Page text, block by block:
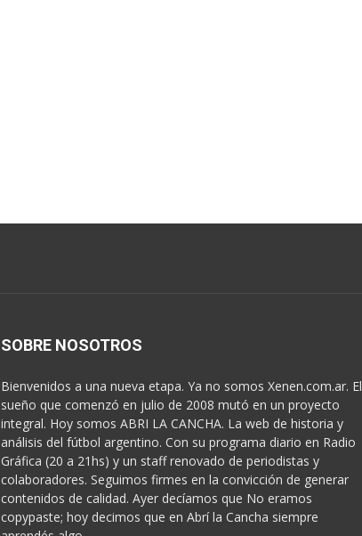
SOBRE NOSOTROS
Bienvenidos a una nueva etapa. Ya no somos Xenen.com.ar. El
sueño que comenzó en julio de 2008 mutó en un proyecto
integral. Hoy somos ABRI LA CANCHA. La web de historia y
análisis del fútbol argentino. Con su programa diario en Radio
Gráfica (20 a 21hs) y un staff renovado de periodistas y
colaboradores. Seguimos firmes en la convicción de generar
contenidos de calidad. Ayer decíamos que No eramos
copypaste; hoy decimos que en Abrí la Cancha siempre